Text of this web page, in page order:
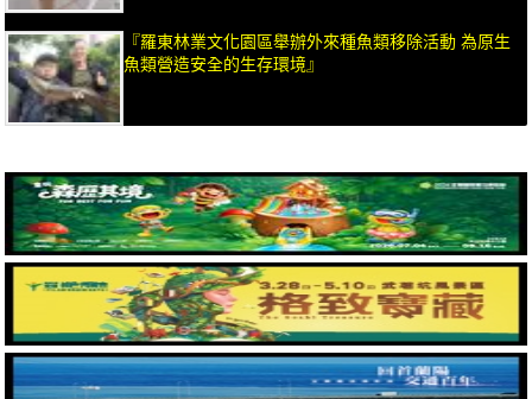
『羅東林業文化園區舉辦外來種魚類移除活動 為原生
魚類營造安全的生存環境』